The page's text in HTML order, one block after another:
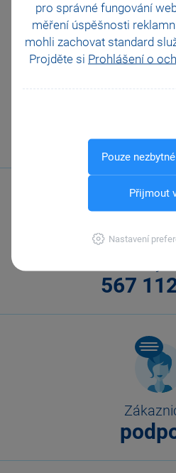
pro správné fungování
měření úspěšnosti
mohli zachovat standard
Projděte si Prohlášení o
Pouze
Přijmout
Nastavení
567